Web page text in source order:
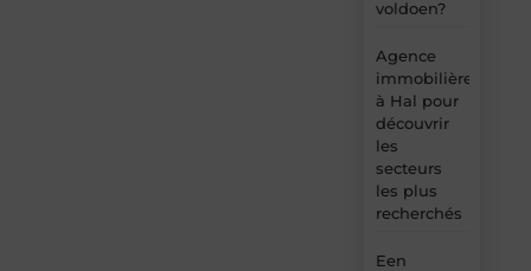
voldoen?
Agence
immobilière
à Hal pour
découvrir
les
secteurs
les plus
recherchés
Een